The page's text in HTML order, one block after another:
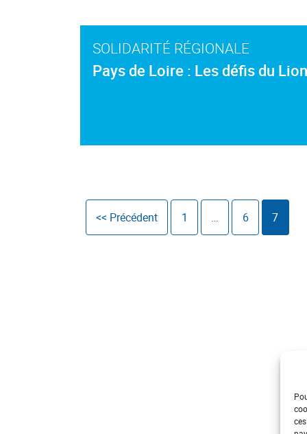
SOLIDARITÉ RÉGIONALE
Pays de Loire : Les défis du Lion
<< Précédent 1 … 6 7